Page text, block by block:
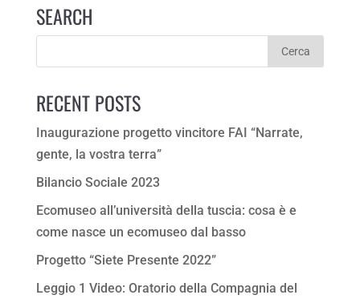
SEARCH
RECENT POSTS
Inaugurazione progetto vincitore FAI “Narrate,
gente, la vostra terra”
Bilancio Sociale 2023
Ecomuseo all’università della tuscia: cosa è e
come nasce un ecomuseo dal basso
Progetto “Siete Presente 2022”
Leggio 1 Video: Oratorio della Compagnia del